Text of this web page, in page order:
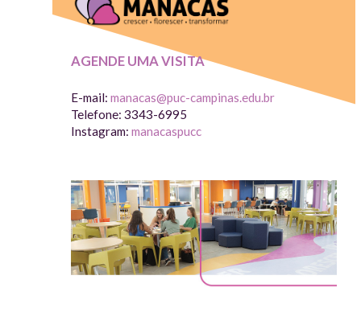
AGENDE UMA VISITA
E-mail: manacas@puc-campinas.edu.br
Telefone: 3343-6995
Instagram: manacaspucc